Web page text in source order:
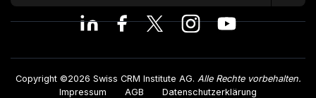
Copyright ©2026 Swiss CRM Institute AG. Alle Rechte vorbehalten.
Impressum
AGB Datenschutzerklärung